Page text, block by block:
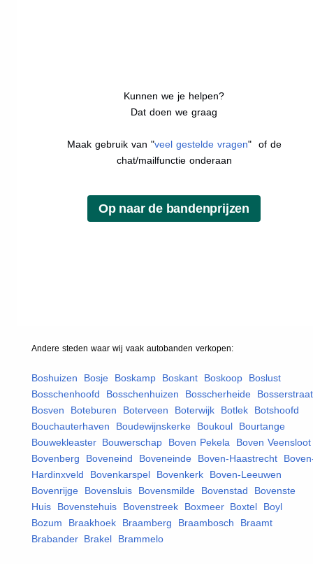
Kunnen we je helpen?
Dat doen we graag
Maak gebruik van "veel gestelde vragen" of de
chat/mailfunctie onderaan
Andere steden waar wij vaak autobanden verkopen:
Boshuizen Bosje Boskamp Boskant Boskoop Boslust
Bosschenhoofd
Bosschenhuizen Bosscherheide
Bosserstraat
Bosven
Boteburen Boterveen Boterwijk Botlek Botshoofd
Bouchauterhaven
Boudewijnskerke Boukoul Bourtange
Bouwekleaster, Bouwerschap Boven Pekela Boven Veensloot
Bovenberg
Boveneind Boveneinde Boven-Haastrecht
Hardinxveld
Bovenkarspel Bovenkerk Boven-Leeuwen
Bovenrijge
Bovensluis Bovensmilde Bovenstad
Bovenste
Huis
Bovenstehuis Bovenstreek Boxmeer, Boxtel Boyl
Bozum
Braakhoek Braamberg Braambosch Braamt
Brabander, Brakel Brammelo